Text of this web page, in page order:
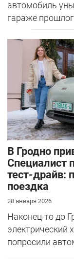
автомобиль
гараже
В Гродно
Специалист
тест-драйв:
поездка
28 января 2026
Наконец-то до
электрический
попросили